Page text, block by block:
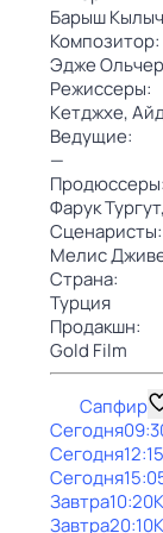
Барыш
Композитор:
Эдже
Режиссеры:
Кетджхе,
Ведущие:
—
Продюссеры:
Фарук Тургут,
Сценаристы:
Мелис
Страна:
Турция
Продакшн:
Gold Film
Сапфир
Сегодня
Сегодня12:15
Сегодня
Завтра10:20
Завтра20:10